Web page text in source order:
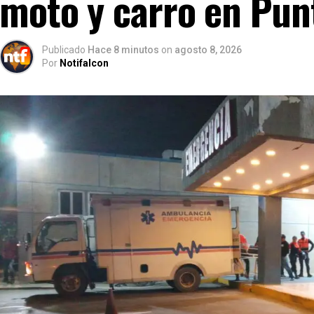
Publicado Hace 8 minutos on agosto 8, 2026
Por Notifalcon